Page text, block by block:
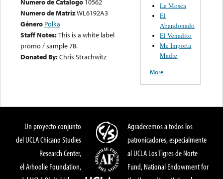
Numero de Catalogo 10562
Numero de MatrizWL6192A3
Género Polka
Staff Notes:This is a white label
promo / sample 78.
Donated By:Chris Strachwitz
La Mosca
El
Abandonado
El Venadito
Me Importa
Madre
More
Un proyecto conjunto
del UCLA Chicano Studies
Research Center,
el Arhoolie Foundation,
Agradecemos a todos los
patronicadores, especialmente
al UCLA Los Tigres de Norte
Fund, National Endowment for